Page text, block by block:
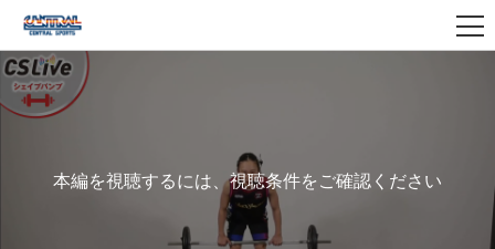
本編を視聴するには、視聴条件をご確認ください